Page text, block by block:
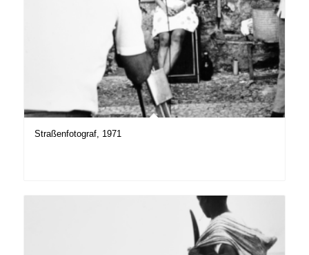
Straßenfotograf, 1971